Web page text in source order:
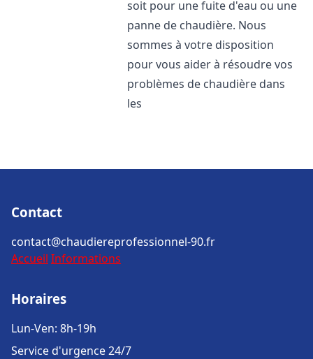
soit pour une fuite d'eau ou une
panne de chaudière. Nous
sommes à votre disposition
pour vous aider à résoudre vos
problèmes de chaudière dans
les
Contact
contact@chaudiereprofessionnel-90.fr
Accueil Informations
Horaires
Lun-Ven: 8h-19h
Service d'urgence 24/7